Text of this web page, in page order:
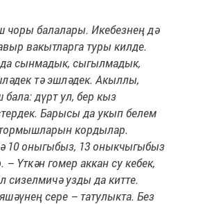
чоры балалары. Икебезнең дә
вакытларга туры килде.
сынмадык, сыгылмадык,
тә эшләдек. Акыллы,
бала: дүрт ул, бер кыз
Барысы да укып белем
кордылар.
10 оныгыбыз, 13 оныкчыгыбыз
– Үткән гомер аккан су кебек,
сизелмичә узды да китте.
сере – татулыкта. Без